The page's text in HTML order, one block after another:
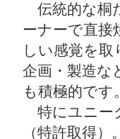
伝統的な桐
ーナーで直接
しい感覚を
企画・製造な
も積極的です
特にユニー
（特許取得